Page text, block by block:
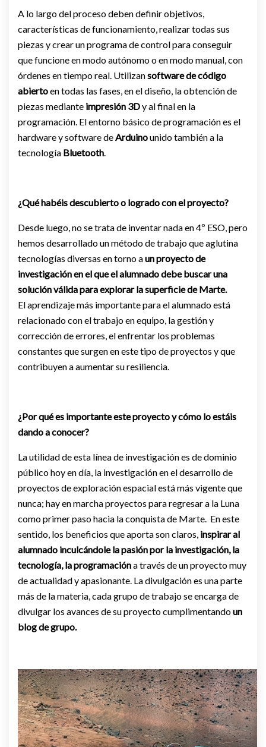
A lo largo del proceso deben definir objetivos,
características de funcionamiento, realizar todas sus
piezas y crear un programa de control para conseguir
que funcione en modo autónomo o en modo manual, con
órdenes en tiempo real. Utilizansoftware de código
abiertoen todas las fases, en el diseño, la obtención de
piezas mediante impresión 3Dy al final en la
programación. El entorno básico de programación es el
hardware y software deArduinounido también a la
tecnología Bluetooth.
¿Qué habéis descubierto o logrado con el proyecto?
Desde luego, no se trata de inventar nada en 4º ESO, pero
hemos desarrollado un método de trabajo que aglutina
tecnologías diversas en torno aun proyecto de
investigación en el que el alumnado debe buscar una
solución válida para explorar la superficie de Marte.
El aprendizaje más importante para el alumnado está
relacionado con el trabajo en equipo, la gestión y
corrección de errores, el enfrentar los problemas
constantes que surgen en este tipo de proyectos y que
contribuyen a aumentar su resiliencia.
¿Por qué es importante este proyecto y cómo lo estáis
dando a conocer?
La utilidad de esta línea de investigación es de dominio
público hoy en día, la investigación en el desarrollo de
proyectos de exploración espacial está más vigente que
nunca; hay en marcha proyectos para regresar a la Luna
como primer paso hacia la conquista de Marte. En este
sentido, los beneficios que aporta son claros, inspirar al
alumnado inculcándole la pasión por la investigación, la
tecnología, la programacióna través de un proyecto muy
de actualidad y apasionante. La divulgación es una parte
más de la materia, cada grupo de trabajo se encarga de
divulgar los avances de su proyecto cumplimentandoun
blog de grupo.